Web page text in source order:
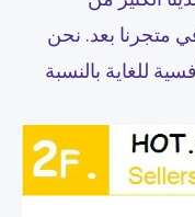
متجرنا بعد. نحن
للغاية بالنسبة